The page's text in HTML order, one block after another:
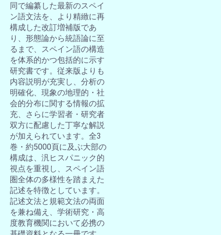
同で編纂した最新のスペイ
ン語文法を、より精緻に再
構成した改訂増補版であ
り、形態論から統語論に至
るまで、スペイン語の構造
を体系的かつ包括的に示す
研究書です。従来版よりも
内容説明が充実し、分析の
明確化、現象の地理的・社
会的分布に関する情報の拡
充、さらに学習者・研究者
双方に配慮した丁寧な解説
が加えられています。全3
巻・約5000頁に及ぶ大部の
構成は、汎ヒスパニック的
視点を重視し、スペイン語
圏全体の多様性を踏まえた
記述を特徴としています。
記述文法と規範文法の両面
を兼ね備え、学術研究・高
度教育機関において必携の